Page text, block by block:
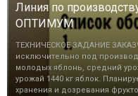
Линия по
ОПТИМУМ
ТЕХНИЧЕСКОЕ ЗАДАНИЕ
исключительно под
молодых яблонь, средний
урожай 1440 кг яблок.
хранения и дозревания